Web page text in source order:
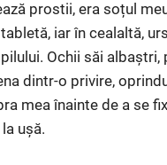
prostii, era soțul
iar în cealaltă,
Ochii săi albaștri,
dintr-o privire,
mea înainte de a se
ușă.